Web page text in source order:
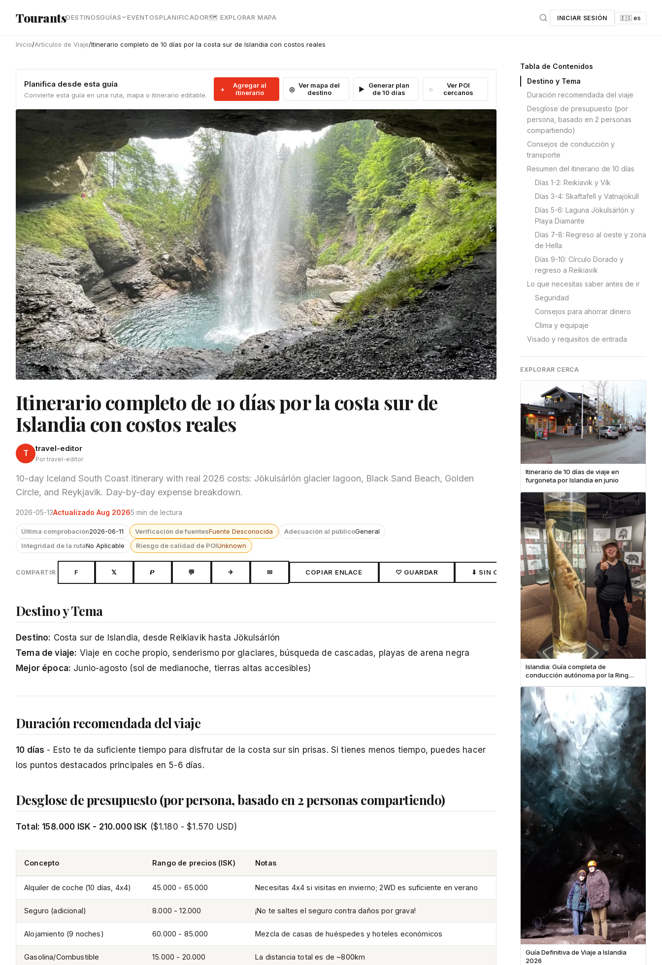
TourantsDESTINOSGUÍAS EVENTOSPLANIFICADOR🗺 EXPLORAR MAPA INICIAR SESIÓN 🇪🇸 es
Inicio/Artículos de Viaje/Itinerario completo de 10 días por la costa sur de Islandia con costos reales
Planifica desde esta guía
Convierte esta guía en una ruta, mapa o itinerario editable.
Agregar al
itinerario
Ver mapa del
destino
Generar plan
de 10 días
Ver POI
cercanos
Itinerario completo de 10 días por la costa sur de
Islandia con costos reales
T travel-editor
Por travel-editor
10-day Iceland South Coast itinerary with real 2026 costs: Jökulsárlón glacier lagoon, Black Sand Beach, Golden
Circle, and Reykjavik. Day-by-day expense breakdown.
2026-05-13Actualizado Aug 20265 min de lectura
Última comprobación2026-06-11 Verificación de fuentesFuente Desconocida Adecuación al públicoGeneral
Integridad de la rutaNo Aplicable Riesgo de calidad de POIUnknown
COMPARTIR: F 𝕏 𝙋 💬 ✈ ✉ COPIAR ENLACE ♡ GUARDAR ⬇ SIN CONEXIÓN
Destino y Tema
Destino: Costa sur de Islandia, desde Reikiavik hasta Jökulsárlón
Tema de viaje: Viaje en coche propio, senderismo por glaciares, búsqueda de cascadas, playas de arena negra
Mejor época: Junio-agosto (sol de medianoche, tierras altas accesibles)
Duración recomendada del viaje
10 días - Esto te da suficiente tiempo para disfrutar de la costa sur sin prisas. Si tienes menos tiempo, puedes hacer
los puntos destacados principales en 5-6 días.
Desglose de presupuesto (por persona, basado en 2 personas compartiendo)
Total: 158.000 ISK - 210.000 ISK ($1.180 - $1.570 USD)
Concepto Rango de precios (ISK) Notas
Alquiler de coche (10 días, 4x4) 45.000 - 65.000 Necesitas 4x4 si visitas en invierno; 2WD es suficiente en verano
Seguro (adicional) 8.000 - 12.000 ¡No te saltes el seguro contra daños por grava!
Alojamiento (9 noches) 60.000 - 85.000 Mezcla de casas de huéspedes y hoteles económicos
Gasolina/Combustible 15.000 - 20.000 La distancia total es de ~800km
Tabla de Contenidos
Destino y Tema
Duración recomendada del viaje
Desglose de presupuesto (por
persona, basado en 2 personas
compartiendo)
Consejos de conducción y
transporte
Resumen del itinerario de 10 días
Días 1-2: Reikiavik y Vík
Días 3-4: Skaftafell y Vatnajökull
Días 5-6: Laguna Jökulsárlón y
Playa Diamante
Días 7-8: Regreso al oeste y zona
de Hella
Días 9-10: Círculo Dorado y
regreso a Reikiavik
Lo que necesitas saber antes de ir
Seguridad
Consejos para ahorrar dinero
Clima y equipaje
Visado y requisitos de entrada
EXPLORAR CERCA
Itinerario de 10 días de viaje en
furgoneta por Islandia en junio
Islandia: Guía completa de
conducción autónoma por la Ring
Guía Definitiva de Viaje a Islandia
2026